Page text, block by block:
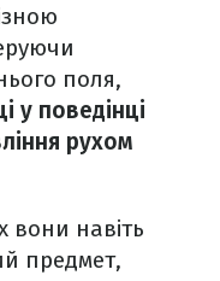
поля,
у поведінці
рухом
вони навіть
предмет,